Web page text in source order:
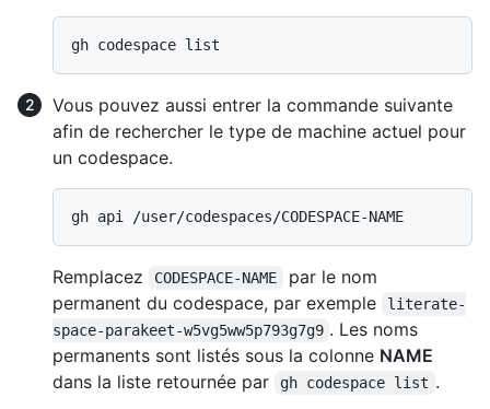
Vous pouvez aussi entrer la commande suivante
afin de rechercher le type de machine actuel pour
un codespace.
Remplacez CODESPACE-NAME
par le nom
permanent du codespace, par exemple
literate-
space-parakeet-w5vg5ww5p793g7g9 . Les noms
permanents sont listés sous la colonne NAME
dans la liste retournée par
gh codespace list .